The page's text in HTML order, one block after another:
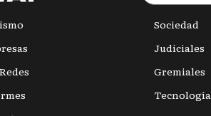
Sociedad
Judiciales
Gremiales
Tecnología